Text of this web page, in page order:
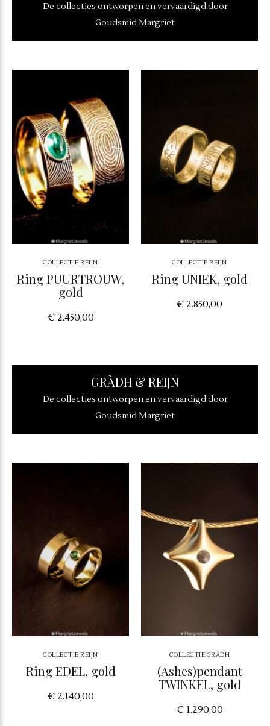
De collecties ontworpen en vervaardigd door
Goudsmid Margriet
COLLECTIE REIJN
Ring PUURTROUW,
gold
€ 2.450,00
COLLECTIE REIJN
Ring UNIEK, gold
€ 2.850,00
GRÀDH & REIJN
De collecties ontworpen en vervaardigd door
Goudsmid Margriet
COLLECTIE REIJN
Ring EDEL, gold
€ 2.140,00
COLLECTIE GRÀDH
(Ashes)pendant
TWINKEL, gold
€ 1.290,00